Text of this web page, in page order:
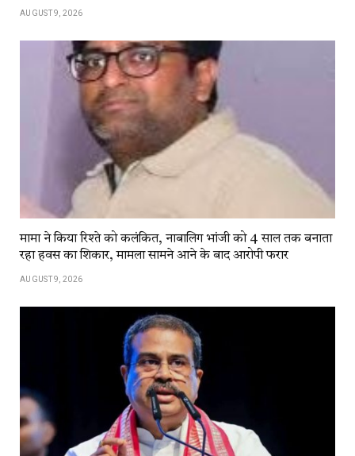
AUGUST 9, 2026
मामा ने किया रिश्ते को कलंकित, नाबालिग भांजी को 4 साल तक बनाता
रहा हवस का शिकार, मामला सामने आने के बाद आरोपी फरार
AUGUST 9, 2026